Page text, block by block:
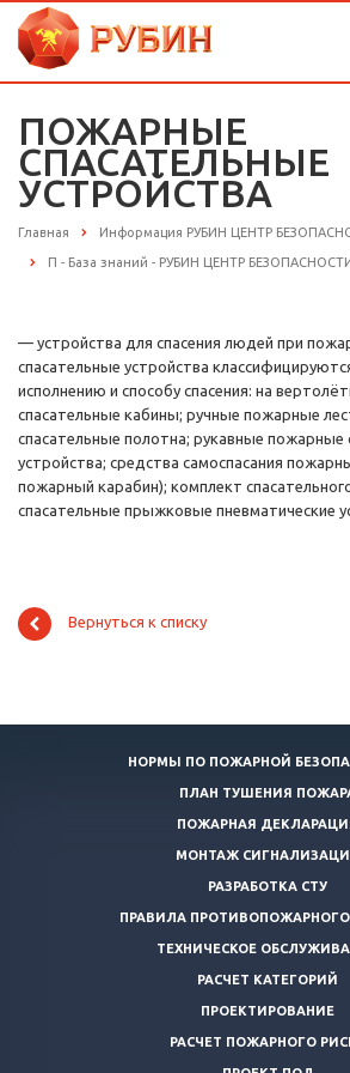
ПОЖАРНЫЕ
СПАСАТЕЛЬНЫЕ
УСТРОЙСТВА
Главная Информация РУБИН ЦЕНТР
П - База знаний - РУБИН ЦЕНТР
— устройства для спасения людей при
спасательные устройства
исполнению и способу спасения: на
спасательные кабины; ручные пожарные
спасательные полотна; рукавные пожарные
устройства; средства самоспасания
пожарный карабин); комплект
спасательные прыжковые пневматические
Вернуться к списку
НОРМЫ ПО ПОЖАРНОЙ
ПЛАН ТУШЕНИЯ
ПОЖАРНАЯ
МОНТАЖ
РАЗРАБОТКА СТУ
ПРАВИЛА
ТЕХНИЧЕСКОЕ
РАСЧЕТ КАТЕГОРИЙ
ПРОЕКТИРОВАНИЕ
РАСЧЕТ ПОЖАРНОГО